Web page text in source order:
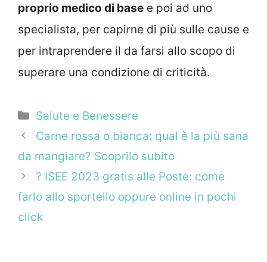
proprio medico di base e poi ad uno
specialista, per capirne di più sulle cause e
per intraprendere il da farsi allo scopo di
superare una condizione di criticità.
Categorie
Salute e Benessere
Carne rossa o bianca: qual è la più sana
da mangiare? Scoprilo subito
? ISEE 2023 gratis alle Poste: come
farlo allo sportello oppure online in pochi
click